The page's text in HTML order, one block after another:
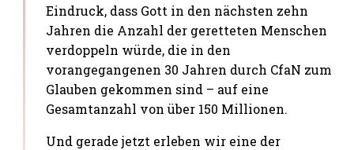
Eindruck, dass Gott in den nächsten zehn
Jahren die Anzahl der geretteten Menschen
verdoppeln würde, die in den
vorangegangenen 30 Jahren durch CfaN zum
Glauben gekommen sind – auf eine
Gesamtanzahl von über 150 Millionen.
Und gerade jetzt erleben wir eine der